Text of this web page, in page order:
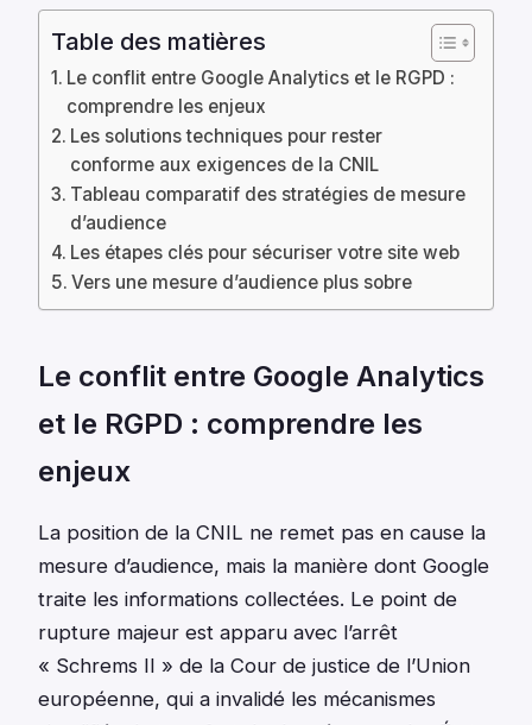
Table des matières
Le conflit entre Google Analytics et le RGPD :
comprendre les enjeux
Les solutions techniques pour rester
conforme aux exigences de la CNIL
Tableau comparatif des stratégies de mesure
d’audience
Les étapes clés pour sécuriser votre site web
Vers une mesure d’audience plus sobre
Le conflit entre Google Analytics
et le RGPD : comprendre les
enjeux
La position de la CNIL ne remet pas en cause la
mesure d’audience, mais la manière dont Google
traite les informations collectées. Le point de
rupture majeur est apparu avec l’arrêt
« Schrems II » de la Cour de justice de l’Union
européenne, qui a invalidé les mécanismes